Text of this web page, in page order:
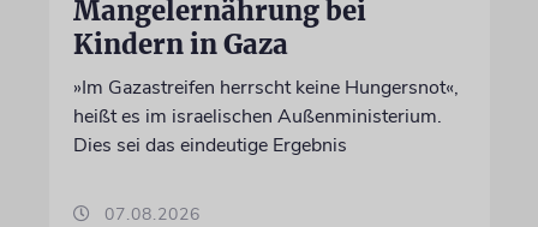
Mangelernährung bei
Kindern in Gaza
»Im Gazastreifen herrscht keine Hungersnot«,
heißt es im israelischen Außenministerium.
Dies sei das eindeutige Ergebnis
07.08.2026